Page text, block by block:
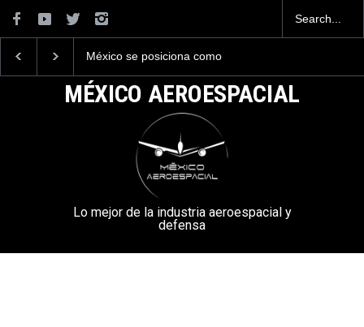
México se posiciona como
aeroespacial del mundo, al
superar los 13,600 millones
de dólares en exportaciones
la Armada de México
MÉXICO AEROESPACIAL
Lo mejor de la industria aeroespacial y
defensa